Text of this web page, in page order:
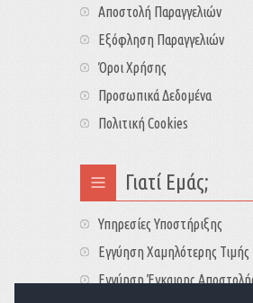
Αποστολή Παραγγελιών
Εξόφληση Παραγγελιών
Όροι Χρήσης
Προσωπικά Δεδομένα
Πολιτική Cookies
Γιατί Εμάς;
Υπηρεσίες Υποστήριξης
Εγγύηση Χαμηλότερης Τιμής
Εγγύηση Έγκαιρης